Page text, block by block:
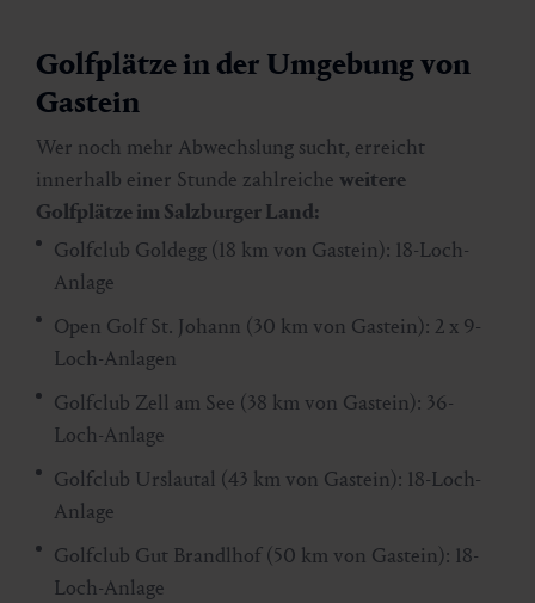
Golfplätze in der Umgebung von
Gastein
Wer noch mehr Abwechslung sucht, erreicht
innerhalb einer Stunde zahlreiche weitere
Golfplätze im Salzburger Land:
Golfclub Goldegg (18 km von Gastein): 18-Loch-
Anlage
Open Golf St. Johann (30 km von Gastein): 2 x 9-
Loch-Anlagen
Golfclub Zell am See (38 km von Gastein): 36-
Loch-Anlage
Golfclub Urslautal (43 km von Gastein): 18-Loch-
Anlage
Golfclub Gut Brandlhof (50 km von Gastein): 18-
Loch-Anlage